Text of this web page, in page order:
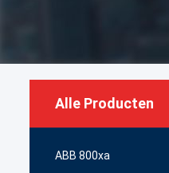
Alle Producten
ABB 800xa